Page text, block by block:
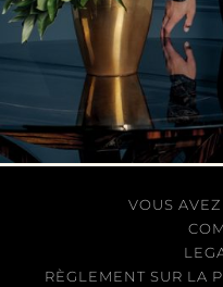
VOUS
RÈGLEMENT SUR LA